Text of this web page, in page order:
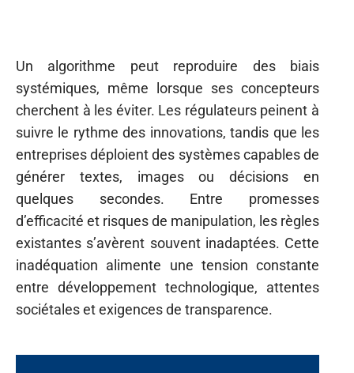
Un algorithme peut reproduire des biais
systémiques, même lorsque ses concepteurs
cherchent à les éviter. Les régulateurs peinent à
suivre le rythme des innovations, tandis que les
entreprises déploient des systèmes capables de
générer textes, images ou décisions en
quelques secondes. Entre promesses
d’efficacité et risques de manipulation, les règles
existantes s’avèrent souvent inadaptées. Cette
inadéquation alimente une tension constante
entre développement technologique, attentes
sociétales et exigences de transparence.